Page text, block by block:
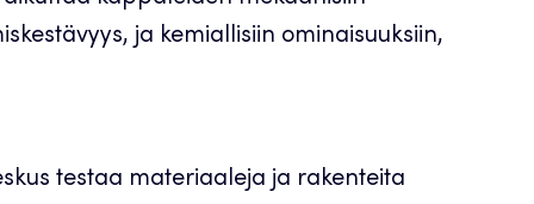
ja kemiallisiin ominaisuuksiin,
testaa materiaaleja ja rakenteita